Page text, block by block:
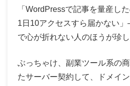
「WordPressで記事を量産し
1日10アクセスすら届かない
で心が折れない人のほうが珍し
ぶっちゃけ、副業ツール系の
たサーバー契約して、ドメイ